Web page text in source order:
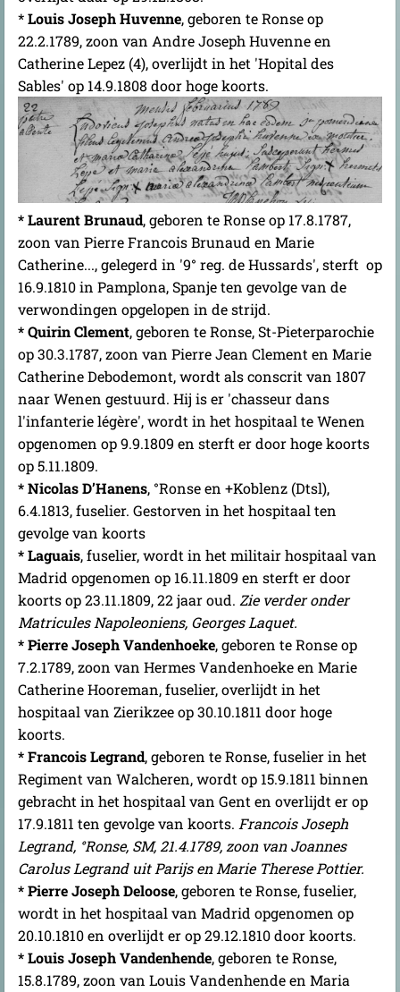
*Louis Joseph Huvenne, geboren te Ronse op
22.2.1789, zoon van Andre Joseph Huvenne en
Catherine Lepez (4), overlijdt in het 'Hopital des
Sables' op 14.9.1808 door hoge koorts.
* Laurent Brunaud, geboren te Ronse op 17.8.1787,
zoon van Pierre Francois Brunaud en Marie
Catherine..., gelegerd in '9° reg. de Hussards', sterft op
16.9.1810 in Pamplona, Spanje ten gevolge van de
verwondingen opgelopen in de strijd.
* Quirin Clement, geboren te Ronse, St-Pieterparochie
op 30.3.1787, zoon van Pierre Jean Clement en Marie
Catherine Debodemont, wordt als conscrit van 1807
naar Wenen gestuurd. Hij is er 'chasseur dans
l'infanterie légère', wordt in het hospitaal te Wenen
opgenomen op 9.9.1809 en sterft er door hoge koorts
op 5.11.1809.
* Nicolas D’Hanens, °Ronse en +Koblenz (Dtsl),
6.4.1813, fuselier. Gestorven in het hospitaal ten
gevolge van koorts
* Laguais, fuselier, wordt in het militair hospitaal van
Madrid opgenomen op 16.11.1809 en sterft er door
koorts op 23.11.1809, 22 jaar oud. Zie verder onder
Matricules Napoleoniens, Georges Laquet.
* Pierre Joseph Vandenhoeke, geboren te Ronse op
7.2.1789, zoon van Hermes Vandenhoeke en Marie
Catherine Hooreman, fuselier, overlijdt in het
hospitaal van Zierikzee op 30.10.1811 door hoge
koorts.
* Francois Legrand, geboren te Ronse, fuselier in het
Regiment van Walcheren, wordt op 15.9.1811 binnen
gebracht in het hospitaal van Gent en overlijdt er op
17.9.1811 ten gevolge van koorts. Francois Joseph
Legrand, °Ronse, SM, 21.4.1789, zoon van Joannes
Carolus Legrand uit Parijs en Marie Therese Pottier.
* Pierre Joseph Deloose, geboren te Ronse, fuselier,
wordt in het hospitaal van Madrid opgenomen op
20.10.1810 en overlijdt er op 29.12.1810 door koorts.
* Louis Joseph Vandenhende, geboren te Ronse,
15.8.1789, zoon van Louis Vandenhende en Maria